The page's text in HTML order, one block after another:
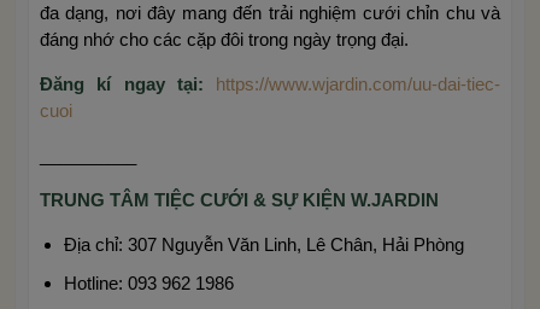
đa dạng, nơi đây mang đến trải nghiệm cưới chỉn chu và
đáng nhớ cho các cặp đôi trong ngày trọng đại.
Đăng kí ngay tại: https://www.wjardin.com/uu-dai-tiec-
cuoi
TRUNG TÂM TIỆC CƯỚI & SỰ KIỆN W.JARDIN
Địa chỉ: 307 Nguyễn Văn Linh, Lê Chân, Hải Phòng
Hotline: 093 962 1986